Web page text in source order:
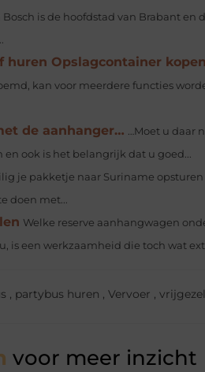
Bosch is de hoofdstad van Brabant en
huren Opslagcontainer
kan voor meerdere functies
de aanhanger… …Moet u daar
ook is het belangrijk dat u goed...
je pakketje naar Suriname
doen met...
Welke reserve aanhangwagen
is een werkzaamheid die toch wat
, partybus huren , Vervoer ,
voor meer inzicht